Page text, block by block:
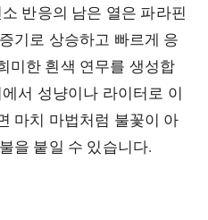
반응의 남은 열은 파라핀
기로 상승하고 빠르게 응
미한 흰색 연무를 생성합
서 성냥이나 라이터로 이
마치 마법처럼 불꽃이 아
을 붙일 수 있습니다.